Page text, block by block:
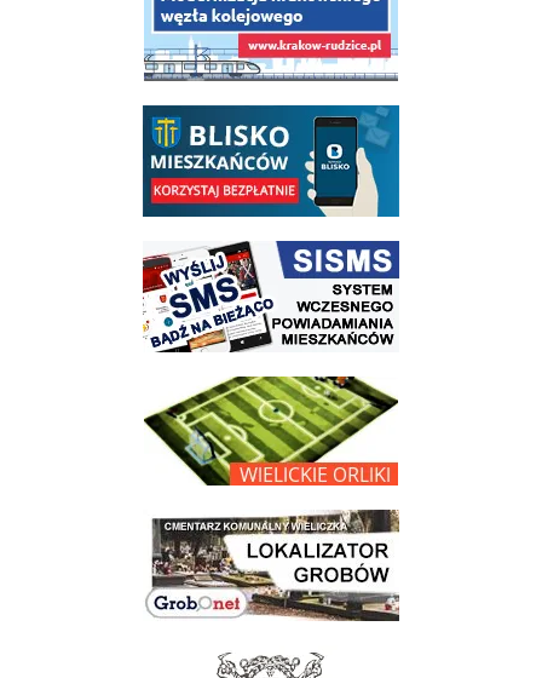
link do opisu aplikacji - BLISKO, Gmina Wieliczka w aplikacji Blisko
link do strony systemu wczesnego ostrzegania mieszkańców SISMS
link do opisu projektu Wielickie Orliki
link do lokalizatora grobów na wielickim cmentarzu - grobnet
link do strony - Muzeum Żup Krakowskich Wieliczka